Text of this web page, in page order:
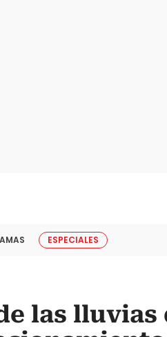
ESPECIALES
las lluvias